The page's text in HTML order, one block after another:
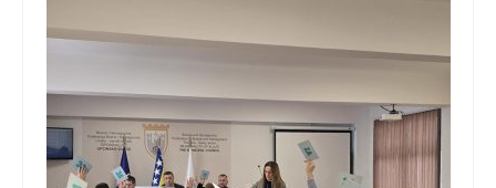
Program energetske efikasnosti u stambenom